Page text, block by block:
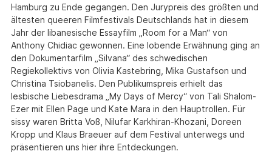
Hamburg zu Ende gegangen. Den Jurypreis des größten und
ältesten queeren Filmfestivals Deutschlands hat in diesem
Jahr der libanesische Essayfilm „Room for a Man“ von
Anthony Chidiac gewonnen. Eine lobende Erwähnung ging an
den Dokumentarfilm „Silvana“ des schwedischen
Regiekollektivs von Olivia Kastebring, Mika Gustafson und
Christina Tsiobanelis. Den Publikumspreis erhielt das
lesbische Liebesdrama „My Days of Mercy“ von Tali Shalom-
Ezer mit Ellen Page und Kate Mara in den Hauptrollen. Für
sissy waren Britta Voß, Nilufar Karkhiran-Khozani, Doreen
Kropp und Klaus Braeuer auf dem Festival unterwegs und
präsentieren uns hier ihre Entdeckungen.